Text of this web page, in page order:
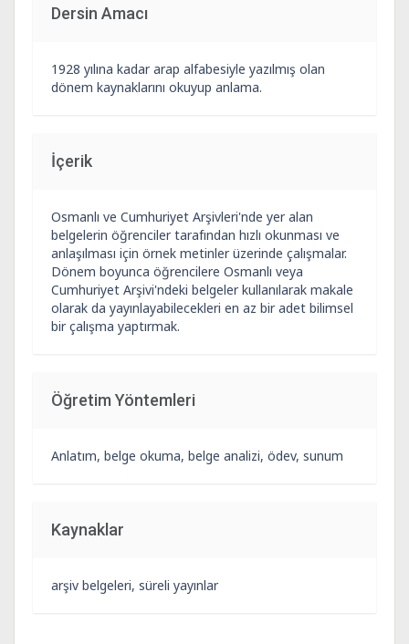
Dersin Amacı
1928 yılına kadar arap alfabesiyle yazılmış olan
dönem kaynaklarını okuyup anlama.
İçerik
Osmanlı ve Cumhuriyet Arşivleri'nde yer alan
belgelerin öğrenciler tarafından hızlı okunması ve
anlaşılması için örnek metinler üzerinde çalışmalar.
Dönem boyunca öğrencilere Osmanlı veya
Cumhuriyet Arşivi'ndeki belgeler kullanılarak makale
olarak da yayınlayabilecekleri en az bir adet bilimsel
bir çalışma yaptırmak.
Öğretim Yöntemleri
Anlatım, belge okuma, belge analizi, ödev, sunum
Kaynaklar
arşiv belgeleri, süreli yayınlar